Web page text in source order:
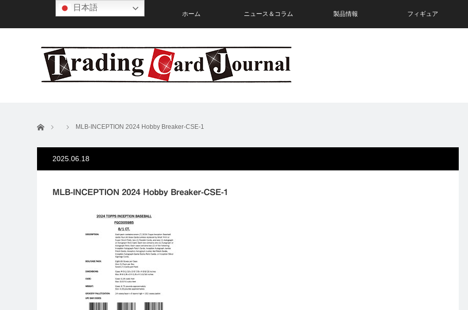
ホーム ニュース＆コラム 製品情報 フィギュア
ホーム MLB-INCEPTION 2024 Hobby Breaker-CSE-1
2025.06.18
MLB-INCEPTION 2024 Hobby Breaker-CSE-1
日本語